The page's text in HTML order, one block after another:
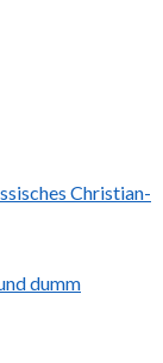
Christian-
dumm